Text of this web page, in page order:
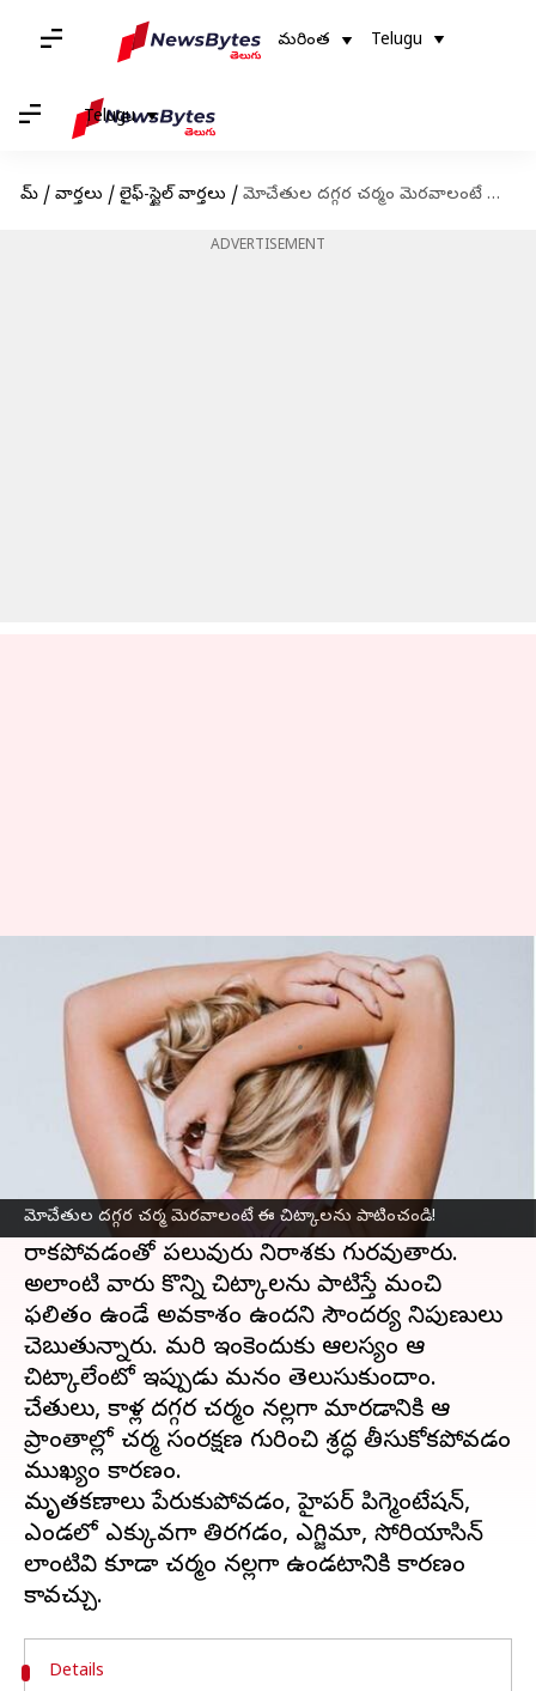
మరింత Telugu
Telugu
హోమ్ / వార్తలు / లైఫ్-స్టైల్ వార్తలు / మోచేతుల దగ్గర చర్మం మెరవాలంటే ఈ చిట్కాలను పాటించండి!
ADVERTISEMENT
మోచేతుల దగ్గర చర్మ మెరవాలంటే ఈ చిట్కాలను పాటించండి!
మోచేతుల దగ్గర చర్మం మెరవాలంటే ఈ
చిట్కాలను పాటించండి!
Jayachandra Akuri Jul 03, 2023 11:26 am
ఈ వార్తాకథనం ఏంటి
మోచేతులు, మోకాళ్ల దగ్గర ఉండేచర్మంనల్లగా మారడంతో
చాలామంది ఇబ్బంది పడుతున్నారు. దాని నియంత్రణ
కోసం అనేక ప్రయత్నాలు చేసినా ఆశించిన ఫలితం
రాకపోవడంతో పలువురు నిరాశకు గురవుతారు.
అలాంటి వారు కొన్ని చిట్కాలను పాటిస్తే మంచి
ఫలితం ఉండే అవకాశం ఉందని సౌందర్య నిపుణులు
చెబుతున్నారు. మరి ఇంకెందుకు ఆలస్యం ఆ
చిట్కాలేంటో ఇప్పుడు మనం తెలుసుకుందాం.
మోచేతులు, మోకాళ్ల దగ్గర చర్మం నల్లగా మారడానికి ఆ
ప్రాంతాల్లో చర్మ సంరక్షణ గురించి శ్రద్ధ తీసుకోకపోవడం
ముఖ్యం కారణం.
మృతకణాలు పేరుకుపోవడం, హైపర్ పిగ్మెంటేషన్,
ఎండలో ఎక్కువగా తిరగడం, ఎగ్జిమా, సోరియాసిన్
లాంటివి కూడా చర్మం నల్లగా ఉండటానికి కారణం
Details